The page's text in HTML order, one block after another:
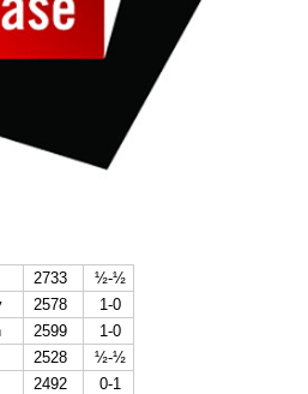
2733
½-½
2578
1-0
2599
1-0
2528
½-½
2492
0-1